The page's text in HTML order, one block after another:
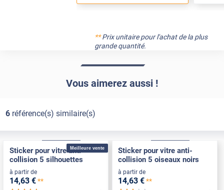
**Prix unitaire pour l'achat de la plus
grande quantité.
Vous aimerez aussi !
6référence(s) similaire(s)
Meilleure vente
Sticker pour vitre anti-
collision 5 silhouettes
à partir de
14,63 € **
Sticker pour vitre anti-
collision 5 oiseaux noirs
à partir de
14,63 €**